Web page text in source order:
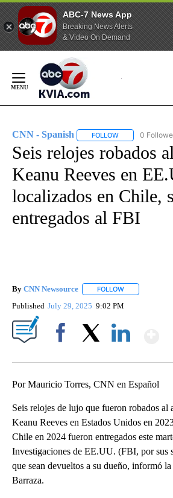
ABC-7 News App
Breaking News Alerts
& Video On Demand
Content
CNN - Spanish FOLLOW FOLLOW "CNN
0
Seis relojes robados
Keanu Reeves en
localizados en Chile,
entregados al FBI
By CNN Newsource FOLLOW
Published July 29, 2025 9:02 PM
Por Mauricio Torres, CNN en Español
Seis relojes de lujo que fueron robados al
Keanu Reeves en Estados Unidos en
Chile en 2024 fueron entregados este
Investigaciones de EE.UU. (FBI, por sus
que sean devueltos a su dueño, informó
Barraza.